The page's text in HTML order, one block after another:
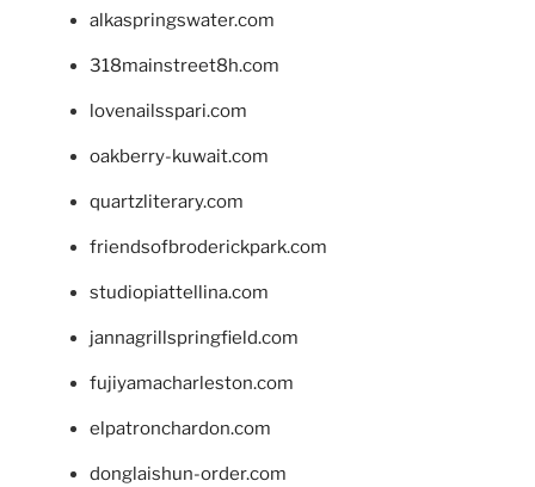
alkaspringswater.com
318mainstreet8h.com
lovenailsspari.com
oakberry-kuwait.com
quartzliterary.com
friendsofbroderickpark.com
studiopiattellina.com
jannagrillspringfield.com
fujiyamacharleston.com
elpatronchardon.com
donglaishun-order.com